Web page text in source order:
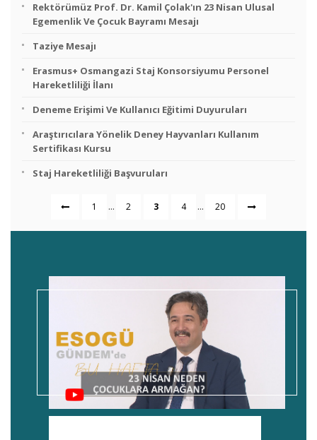
Rektörümüz Prof. Dr. Kamil Çolak'ın 23 Nisan Ulusal
Egemenlik Ve Çocuk Bayramı Mesajı
Taziye Mesajı
Erasmus+ Osmangazi Staj Konsorsiyumu Personel
Hareketliliği İlanı
Deneme Erişimi Ve Kullanıcı Eğitimi Duyuruları
Araştırıcılara Yönelik Deney Hayvanları Kullanım
Sertifikası Kursu
Staj Hareketliliği Başvuruları
1 ... 2 3 4 ... 20